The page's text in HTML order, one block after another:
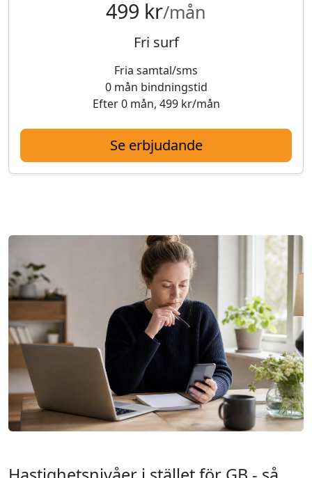
499 kr/mån
Fri surf
Fria samtal/sms
0 mån bindningstid
Efter 0 mån, 499 kr/mån
Se erbjudande